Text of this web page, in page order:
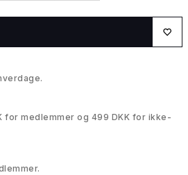
for medlemmer og 499 DKK for ikke-